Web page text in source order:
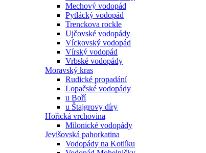
Mechový vodopád
Pytlácký vodopád
Trenckova rockle
Ujčovské vodopády
Víckovský vodopád
Vírský vodopád
Vrbské vodopády
Moravský kras
Rudické propadání
Lopačské vodopády
u Boří
u Štajgrovy díry
Hořická vrchovina
Milonické vodopády
Jevišovská pahorkatina
Vodopády na Kotlíku